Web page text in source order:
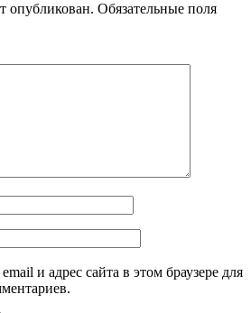
опубликован. Обязательные поля
и адрес сайта в этом браузере для